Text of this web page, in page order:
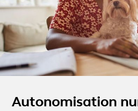
Autonomisation